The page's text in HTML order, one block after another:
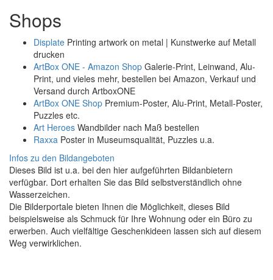
Shops
Displate Printing artwork on metal | Kunstwerke auf Metall
drucken
ArtBox ONE - Amazon Shop Galerie-Print, Leinwand, Alu-
Print, und vieles mehr, bestellen bei Amazon, Verkauf und
Versand durch ArtboxONE
ArtBox ONE Shop Premium-Poster, Alu-Print, Metall-Poster,
Puzzles etc.
Art Heroes Wandbilder nach Maß bestellen
Raxxa Poster in Museumsqualität, Puzzles u.a.
Infos zu den Bildangeboten
Dieses Bild ist u.a. bei den hier aufgeführten Bildanbietern
verfügbar. Dort erhalten Sie das Bild selbstverständlich ohne
Wasserzeichen.
Die Bilderportale bieten Ihnen die Möglichkeit, dieses Bild
beispielsweise als Schmuck für Ihre Wohnung oder ein Büro zu
erwerben. Auch vielfältige Geschenkideen lassen sich auf diesem
Weg verwirklichen.